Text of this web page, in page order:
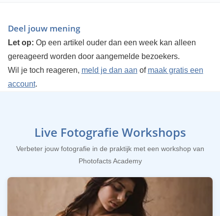
Deel jouw mening
Let op: Op een artikel ouder dan een week kan alleen
gereageerd worden door aangemelde bezoekers.
Wil je toch reageren, meld je dan aan of maak gratis een
account.
Live Fotografie Workshops
Verbeter jouw fotografie in de praktijk met een workshop van
Photofacts Academy